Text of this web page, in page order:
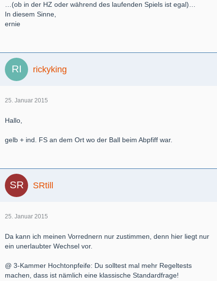
…(ob in der HZ oder während des laufenden Spiels ist egal)…
In diesem Sinne,
ernie
rickyking
25. Januar 2015
Hallo,
gelb + ind. FS an dem Ort wo der Ball beim Abpfiff war.
SRtill
25. Januar 2015
Da kann ich meinen Vorrednern nur zustimmen, denn hier liegt nur
ein unerlaubter Wechsel vor.
@ 3-Kammer Hochtonpfeife: Du solltest mal mehr Regeltests
machen, dass ist nämlich eine klassische Standardfrage!